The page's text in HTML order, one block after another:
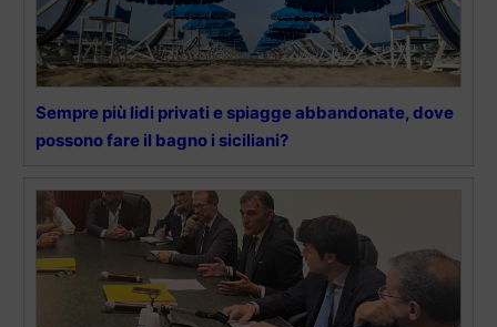
Sempre più lidi privati e spiagge abbandonate, dove
possono fare il bagno i siciliani?